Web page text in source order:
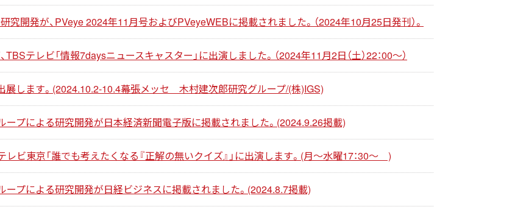
究開発が、PVeye 2024年11月号およびPVeyeWEBに掲載されました。（2024年10月25日発刊）。
TBSテレビ「情報7daysニュースキャスター」に出演しました。（2024年11月2日（土）22：00～）
展します。(2024.10.2-10.4幕張メッセ 木村建次郎研究グループ/(株)IGS)
ープによる研究開発が日本経済新聞電子版に掲載されました。(2024.9.26掲載)
ビ東京「誰でも考えたくなる『正解の無いクイズ』」に出演します。(月～水曜17：30～ )
ープによる研究開発が日経ビジネスに掲載されました。(2024.8.7掲載)